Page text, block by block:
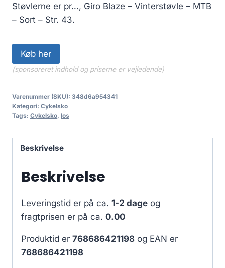
Støvlerne er pr…, Giro Blaze – Vinterstøvle – MTB
– Sort – Str. 43.
Køb her
(sponsoreret indhold og priserne er vejledende)
Varenummer (SKU): 348d6a954341
Kategori: Cykelsko
Tags: Cykelsko, los
Beskrivelse
Beskrivelse
Leveringstid er på ca. 1-2 dage og
fragtprisen er på ca. 0.00
Produktid er 768686421198 og EAN er
768686421198